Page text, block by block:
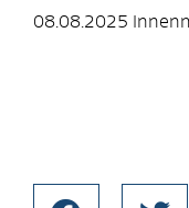
08.08.2025